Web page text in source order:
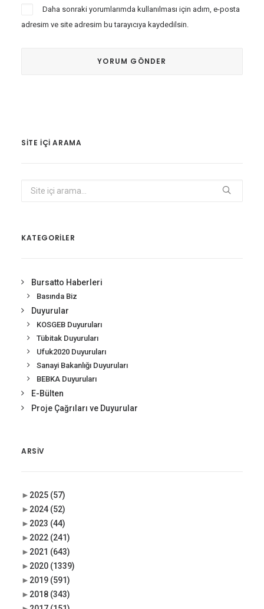
Daha sonraki yorumlarımda kullanılması için adım, e-posta
adresim ve site adresim bu tarayıcıya kaydedilsin.
SITE IÇI ARAMA
KATEGORİLER
Bursatto Haberleri
Basında Biz
Duyurular
KOSGEB Duyuruları
Tübitak Duyuruları
Ufuk2020 Duyuruları
Sanayi Bakanlığı Duyuruları
BEBKA Duyuruları
E-Bülten
Proje Çağrıları ve Duyurular
ARSIV
► 2025 (57)
► 2024 (52)
► 2023 (44)
► 2022 (241)
► 2021 (643)
► 2020 (1339)
► 2019 (591)
► 2018 (343)